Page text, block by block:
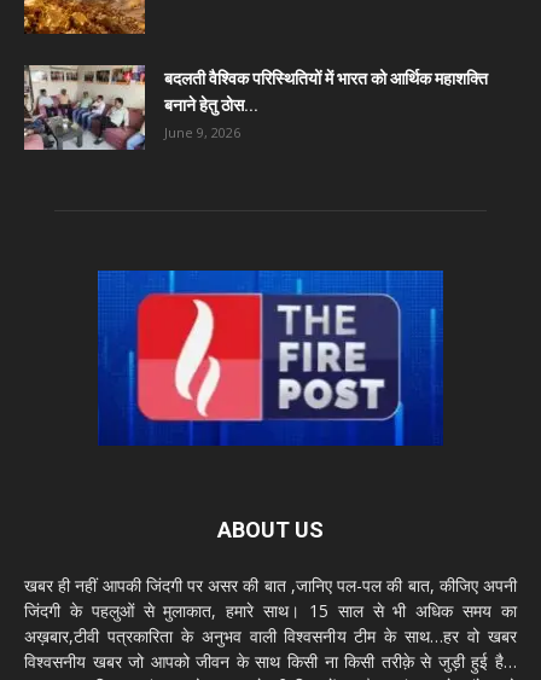
बदलती वैश्विक परिस्थितियों में भारत को आर्थिक महाशक्ति
बनाने हेतु ठोस...
June 9, 2026
ABOUT US
खबर ही नहीं आपकी जिंदगी पर असर की बात ,जानिए पल-पल की बात, कीजिए अपनी
जिंदगी के पहलुओं से मुलाकात, हमारे साथ। 15 साल से भी अधिक समय का
अख़बार,टीवी पत्रकारिता के अनुभव वाली विश्वसनीय टीम के साथ…हर वो खबर
विश्वसनीय खबर जो आपको जीवन के साथ किसी ना किसी तरीक़े से जुड़ी हुई है…